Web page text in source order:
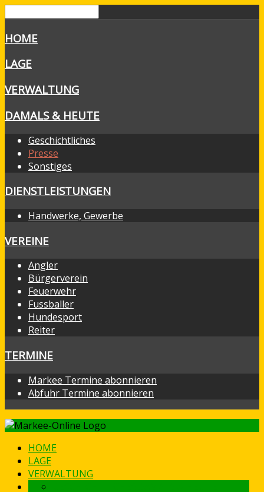
HOME
LAGE
VERWALTUNG
DAMALS & HEUTE
Geschichtliches
Presse
Sonstiges
DIENSTLEISTUNGEN
Handwerke, Gewerbe
VEREINE
Angler
Bürgerverein
Feuerwehr
Fussballer
Hundesport
Reiter
TERMINE
Markee Termine abonnieren
Abfuhr Termine abonnieren
HOME
LAGE
VERWALTUNG